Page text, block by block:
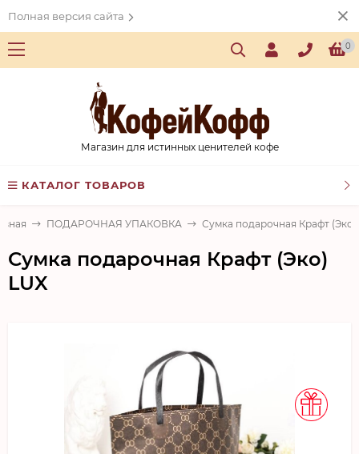
Полная версия сайта
0
Магазин для истинных ценителей кофе
КАТАЛОГ ТОВАРОВ
ПОДАРОЧНАЯ УПАКОВКА Сумка подарочная Крафт (Эко)
Сумка подарочная Крафт (Эко)
LUX